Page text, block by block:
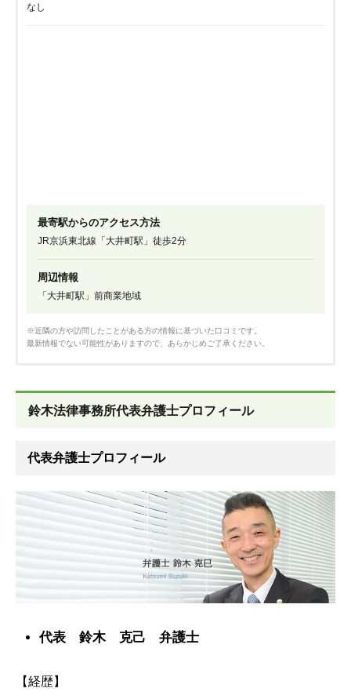
なし
最寄駅からのアクセス方法
JR京浜東北線「大井町駅」徒歩2分
周辺情報
「大井町駅」前商業地域
※近隣の方や訪問したことがある方の情報に基づいた口コミです。
最新情報でない可能性がありますので、あらかじめご了承ください。
鈴木法律事務所代表弁護士プロフィール
代表弁護士プロフィール
代表 鈴木 克己 弁護士
【経歴】